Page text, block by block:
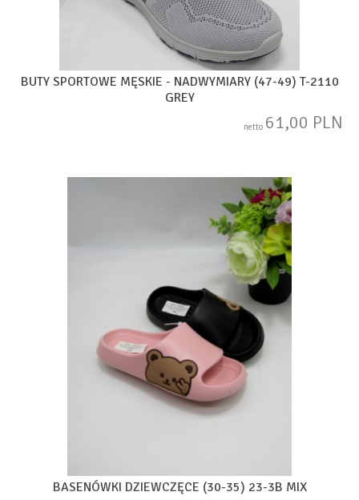
BUTY SPORTOWE MĘSKIE - NADWYMIARY (47-49) T-2110
GREY
netto 61,00 PLN
BASENÓWKI DZIEWCZĘCE (30-35) 23-3B MIX